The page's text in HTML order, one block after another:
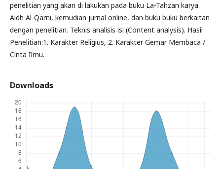
penelitian yang akan di lakukan pada buku La-Tahzan karya
Aidh Al-Qarni, kemudian jurnal online, dan buku buku berkaitan
dengan penelitian. Teknis analisis isi (Content analysis). Hasil
Penelitian:1. Karakter Religius, 2. Karakter Gemar Membaca /
Cinta Ilmu.
Downloads